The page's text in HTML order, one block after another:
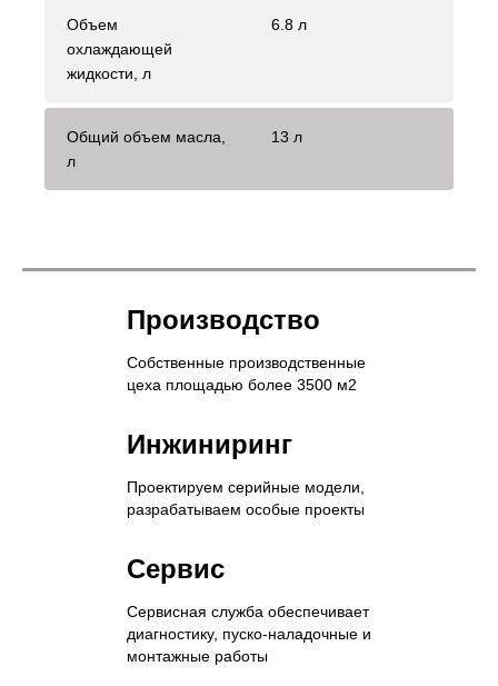
Объем
охлаждающей
жидкости, л
6.8 л
Общий объем масла,
л
13 л
Производство
Собственные производственные
цеха площадью более 3500 м2
Инжиниринг
Проектируем серийные модели,
разрабатываем особые проекты
Сервис
Сервисная служба обеспечивает
диагностику, пуско-наладочные и
монтажные работы